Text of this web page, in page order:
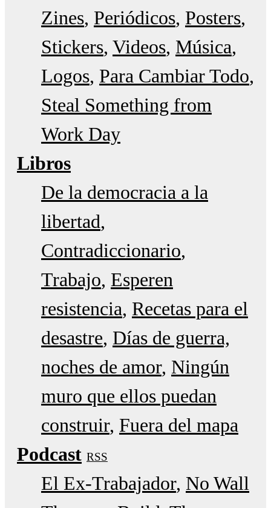
Zines Periódicos Posters
Stickers Videos Música
Logos Para Cambiar Todo
Steal Something from
Work Day
Libros
De la democracia a la
libertad
Contradiccionario
Trabajo Esperen
resistencia Recetas para el
desastre Días de guerra,
noches de amor Ningún
muro que ellos puedan
construir Fuera del mapa
Podcast RSS
El Ex-Trabajador No Wall